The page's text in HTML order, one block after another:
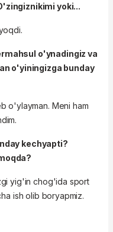
yoki...
o'ynadingiz va
o'yiningizga bunday
o'ylayman. Meni ham
kechyapti?
yig'in chog'ida sport
ish olib boryapmiz.